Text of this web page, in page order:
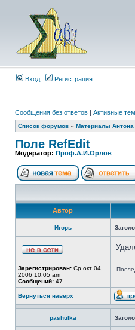
Вход Регистрация
Сообщения без ответов | Активные
Список форумов » Материалы Антона
Поле RefEdit
Модератор: Проф.А.И.Орлов
Автор
Игорь
Зарегистрирован: Ср окт 04,
2006 10:05 am
Сообщений: 47
Вернуться наверх
pashulka